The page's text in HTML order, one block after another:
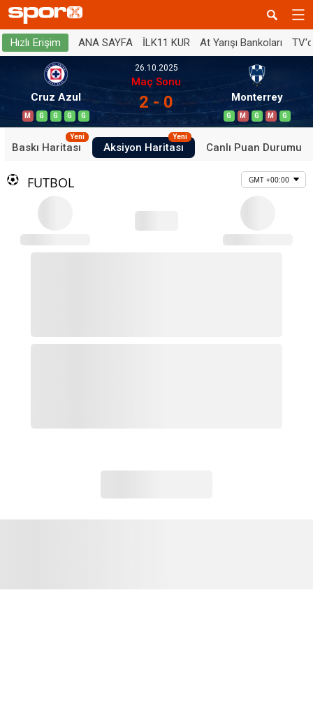
Hızlı Erişim ANA SAYFA İLK11 KUR At Yarışı Bankoları
Cruz Azul
M G G G G
26.10.2025
Maç Sonu
2 - 0 Monterrey
G M G M G
Baskı Haritası
Yeni
Aksiyon Haritası
Yeni
Canlı Puan Durumu
FUTBOL GMT +00:00